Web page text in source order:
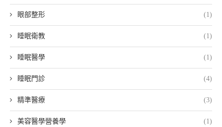
眼部整形 (1)
睡眠衛教 (1)
睡眠醫學 (1)
睡眠門診 (4)
精準醫療 (3)
美容醫學營養學 (1)